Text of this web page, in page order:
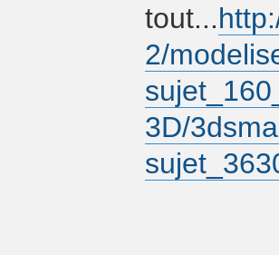
tout...
2/
3D/